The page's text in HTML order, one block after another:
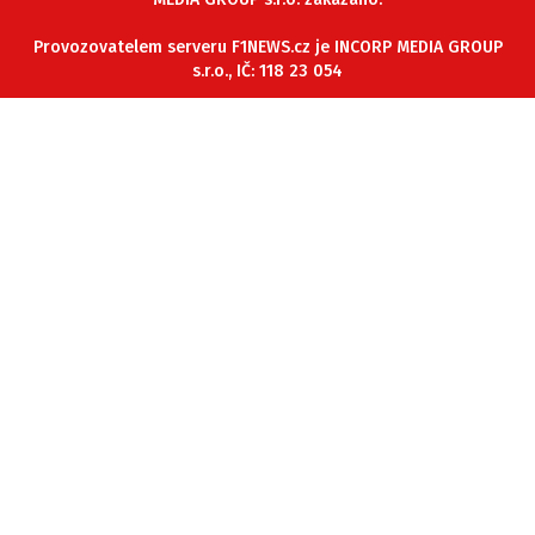
KONTAKT
VYDAVATEL
Provozovatelem serveru F1NEWS.cz je INCORP MEDIA GROUP
s.r.o., IČ: 118 23 054